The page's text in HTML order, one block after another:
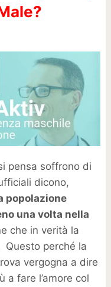
pensa soffrono di
dicono,
popolazione
una volta nella
che in verità la
Questo perché la
vergogna a dire
a fare l’amore col